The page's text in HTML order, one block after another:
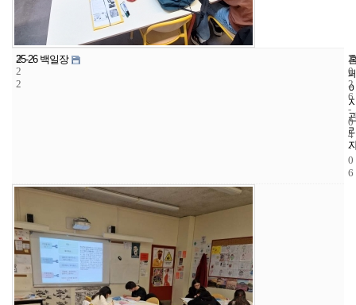
3
2
2
25-26 백일장 1
2
0
2
6
-
0
4
-
0
6